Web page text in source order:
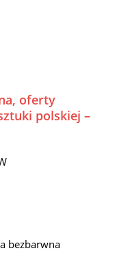
oferty
polskiej –
bezbarwna